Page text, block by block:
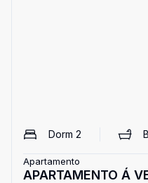
Dorm 2
Apartamento
APARTAMENTO Á